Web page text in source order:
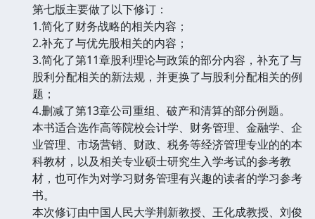
第七版主要做了以下修订：
1.简化了财务战略的相关内容；
2.补充了与优先股相关的内容；
3.简化了第11章股利理论与政策的部分内容，补充了与
股利分配相关的新法规，并更换了与股利分配相关的例
题；
4.删减了第13章公司重组、破产和清算的部分例题。
本书适合选作高等院校会计学、财务管理、金融学、企
业管理、市场营销、财政、税务等经济管理专业的的本
科教材，以及相关专业硕士研究生入学考试的参考教
材，也可作为对学习财务管理有兴趣的读者的学习参考
书。
本次修订由中国人民大学荆新教授、王化成教授、刘俊